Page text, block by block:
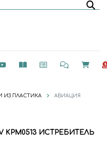
ИЗ ПЛАСТИКА
АВИАЦИЯ
KPM0513 ИСТРЕБИТЕЛЬ